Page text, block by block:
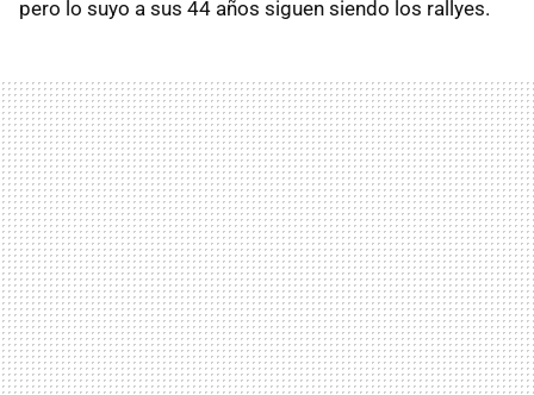
pero lo suyo a sus 44 años siguen siendo los rallyes.